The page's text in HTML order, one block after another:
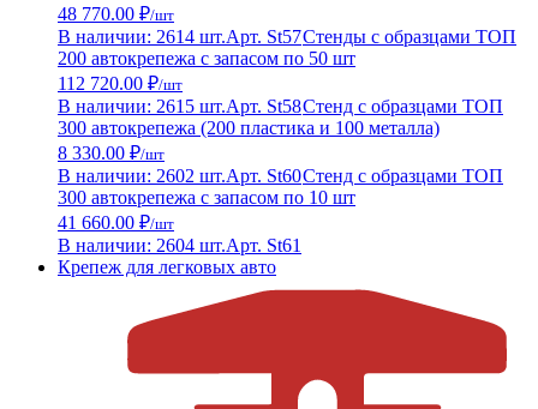
48 770.00 ₽/шт
В наличии: 2614 шт.Арт. St57Стенды с образцами ТОП
200 автокрепежа с запасом по 50 шт
112 720.00 ₽/шт
В наличии: 2615 шт.Арт. St58Стенд с образцами ТОП
300 автокрепежа (200 пластика и 100 металла)
8 330.00 ₽/шт
В наличии: 2602 шт.Арт. St60Стенд с образцами ТОП
300 автокрепежа с запасом по 10 шт
41 660.00 ₽/шт
В наличии: 2604 шт.Арт. St61
Крепеж для легковых авто